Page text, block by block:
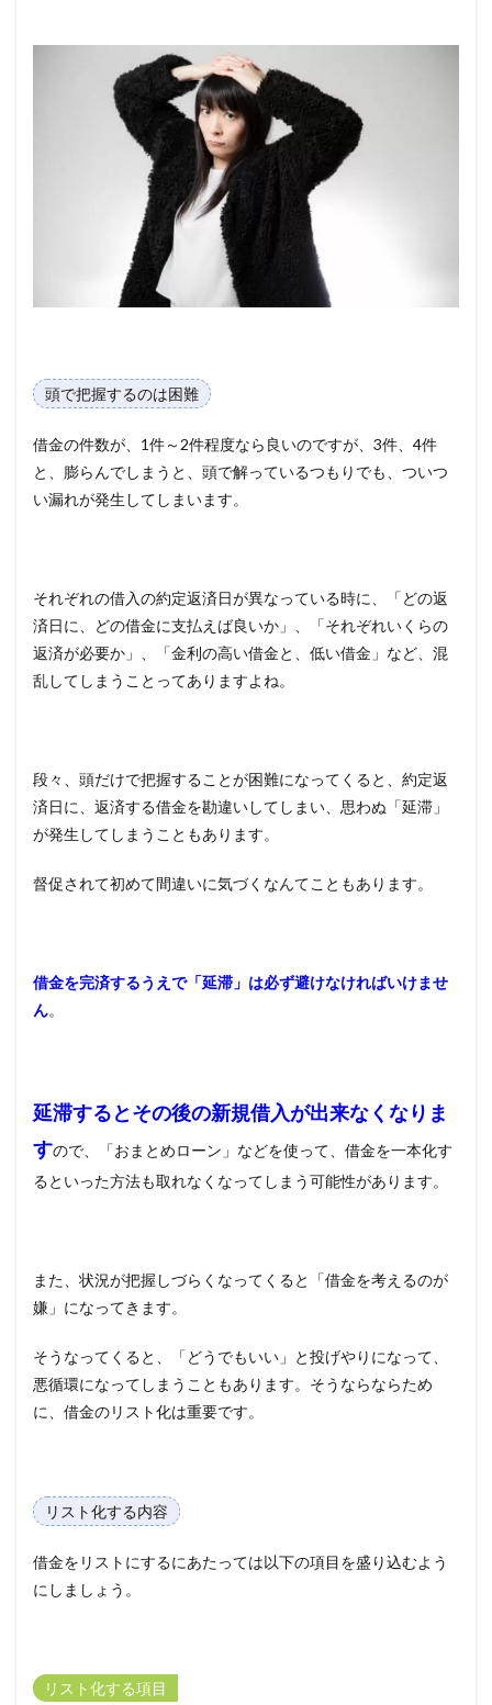
頭で把握するのは困難
借金の件数が、1件～2件程度なら良いのですが、3件、4件
と、膨らんでしまうと、頭で解っているつもりでも、ついつ
い漏れが発生してしまいます。
それぞれの借入の約定返済日が異なっている時に、「どの返
済日に、どの借金に支払えば良いか」、「それぞれいくらの
返済が必要か」、「金利の高い借金と、低い借金」など、混
乱してしまうことってありますよね。
段々、頭だけで把握することが困難になってくると、約定返
済日に、返済する借金を勘違いしてしまい、思わぬ「延滞」
が発生してしまうこともあります。
督促されて初めて間違いに気づくなんてこともあります。
借金を完済するうえで「延滞」は必ず避けなければいけませ
ん。
延滞するとその後の新規借入が出来なくなりま
すので、「おまとめローン」などを使って、借金を一本化す
るといった方法も取れなくなってしまう可能性があります。
また、状況が把握しづらくなってくると「借金を考えるのが
嫌」になってきます。
そうなってくると、「どうでもいい」と投げやりになって、
悪循環になってしまうこともあります。そうならならため
に、借金のリスト化は重要です。
リスト化する内容
借金をリストにするにあたっては以下の項目を盛り込むよう
にしましょう。
リスト化する項目